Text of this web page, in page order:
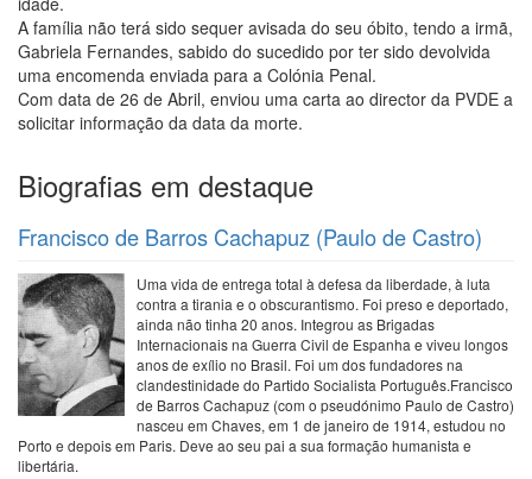
A família não terá sido sequer avisada do seu óbito, tendo a irmã,
Gabriela Fernandes, sabido do sucedido por ter sido devolvida
uma encomenda enviada para a Colónia Penal.
Com data de 26 de Abril, enviou uma carta ao director da PVDE a
solicitar informação da data da morte.
Biografias em destaque
Francisco de Barros Cachapuz (Paulo de Castro)
Uma vida de entrega total à defesa da liberdade, à luta
contra a tirania e o obscurantismo. Foi preso e deportado,
ainda não tinha 20 anos. Integrou as Brigadas
Internacionais na Guerra Civil de Espanha e viveu longos
anos de exílio no Brasil. Foi um dos fundadores na
clandestinidade do Partido Socialista Português.Francisco
de Barros Cachapuz (com o pseudónimo Paulo de Castro)
nasceu em Chaves, em 1 de janeiro de 1914, estudou no
Porto e depois em Paris. Deve ao seu pai a sua formação humanista e
libertária.